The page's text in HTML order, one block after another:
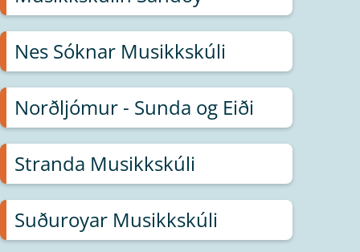
Nes Sóknar Musikkskúli
Norðljómur - Sunda og Eiði
Stranda Musikkskúli
Suðuroyar Musikkskúli